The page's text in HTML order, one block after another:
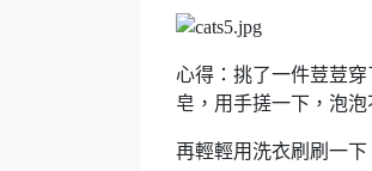
心得：挑了一件荳荳
皂，用手搓一下，泡
再輕輕用洗衣刷刷一